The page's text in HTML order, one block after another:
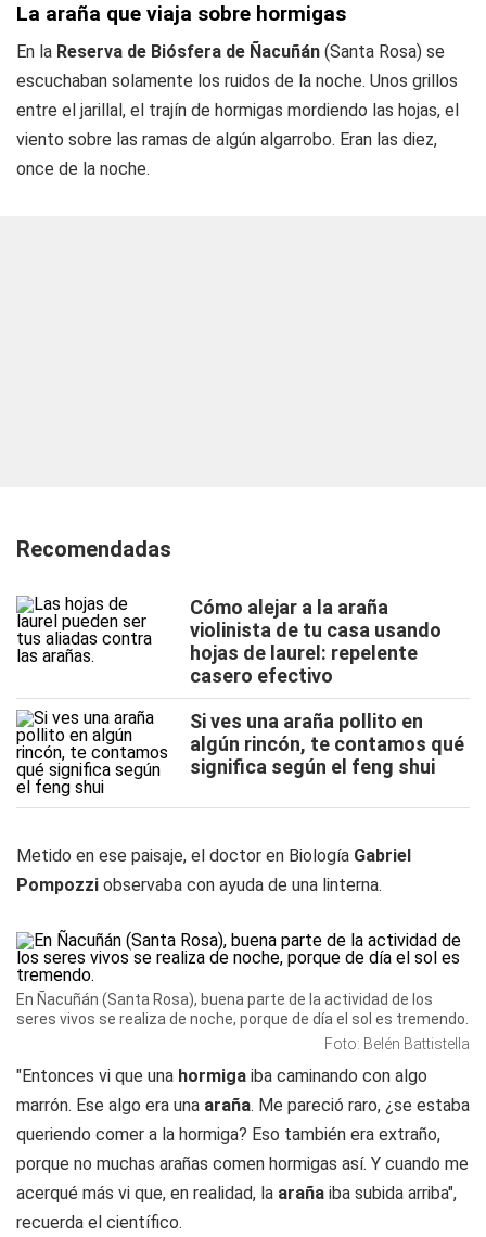
La araña que viaja sobre hormigas
En la Reserva de Biósfera de Ñacuñán (Santa Rosa) se
escuchaban solamente los ruidos de la noche. Unos grillos
entre el jarillal, el trajín de hormigas mordiendo las hojas, el
viento sobre las ramas de algún algarrobo. Eran las diez,
once de la noche.
Recomendadas
Cómo alejar a la araña
violinista de tu casa usando
hojas de laurel: repelente
casero efectivo
Si ves una araña pollito en
algún rincón, te contamos qué
significa según el feng shui
Metido en ese paisaje, el doctor en Biología Gabriel
Pompozzi observaba con ayuda de una linterna.
En Ñacuñán (Santa Rosa), buena parte de la actividad de los
seres vivos se realiza de noche, porque de día el sol es tremendo.
Foto: Belén Battistella
"Entonces vi que una hormiga iba caminando con algo
marrón. Ese algo era una araña. Me pareció raro, ¿se estaba
queriendo comer a la hormiga? Eso también era extraño,
porque no muchas arañas comen hormigas así. Y cuando me
acerqué más vi que, en realidad, la araña iba subida arriba",
recuerda el científico.